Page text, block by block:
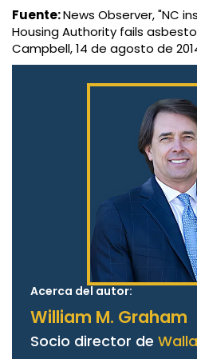
Fuente:News Observer, "NC
Housing Authority fails
Campbell, 14 de agosto de
Acerca del autor:
William M. Graham
Socio director de